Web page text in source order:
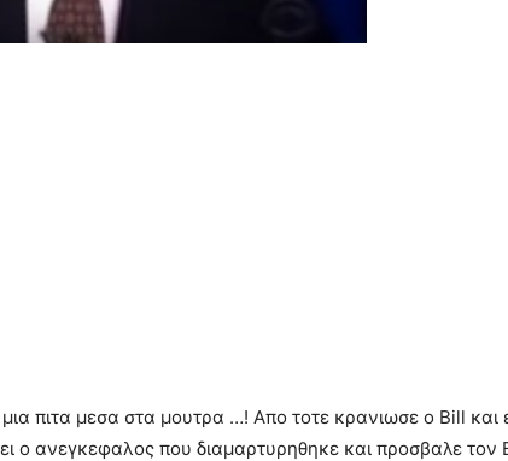
πιτα μεσα στα μουτρα …! Απο τοτε κρανιωσε ο Bill
ο ανεγκεφαλος που διαμαρτυρηθηκε και προσβαλε τον